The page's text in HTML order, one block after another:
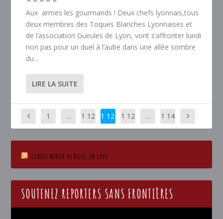
Aux armes les gourmands ! Deux chefs lyonnais,tous
deux membres des Toques Blanches Lyonnaises et
de l’association Gueules de Lyon, vont s’affronter lundi
non pas pour un duel à l’aube dans une allée sombre
du...
LIRE LA SUITE
1 …
1 12
0
1 121
1 12
2
…
1 14
6
ECOTEZ RADIO PLURIEL EN LIVE
SOUTENEZ REPORTERS SANS FRONTIÈRES